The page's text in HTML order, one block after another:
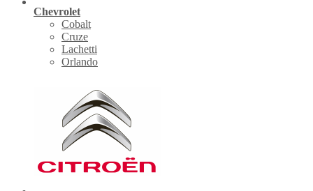
Chevrolet
Cobalt
Cruze
Lachetti
Orlando